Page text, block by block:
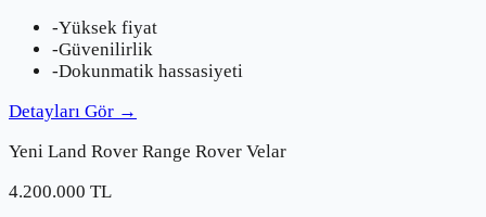
-Yüksek fiyat
-Güvenilirlik
-Dokunmatik hassasiyeti
Detayları Gör →
Yeni Land Rover Range Rover Velar
4.200.000 TL